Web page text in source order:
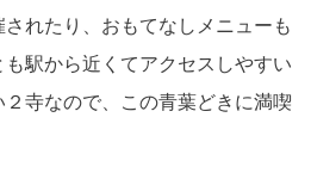
れたり、おもてなしメニューも
駅から近くてアクセスしやすい
寺なので、この青葉どきに満喫